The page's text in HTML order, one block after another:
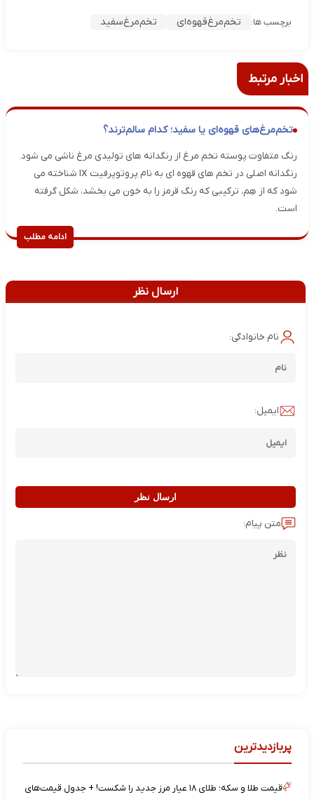
برچسب ها: تخم‌مرغ‌قهوه‌ای تخم‌مرغ‌سفید
اخبار مرتبط
تخم‌مرغ‌های قهوه‌ای یا سفید؛ کدام سالم‌ترند؟
رنگ متفاوت پوسته تخم مرغ از رنگدانه های تولیدی مرغ ناشی می شود.
رنگدانه اصلی در تخم های قهوه ای به نام پروتوپرفیت IX شناخته می
شود که از هِم، ترکیبی که رنگ قرمز را به خون می بخشد، شکل گرفته
است.
ادامه مطلب
ارسال نظر
نام خانوادگی:
ایمیل:
ارسال نظر
متن پیام:
پربازدیدترین
قیمت طلا و سکه؛ طلای ۱۸ عیار مرز جدید را شکست! + جدول قیمت‌های